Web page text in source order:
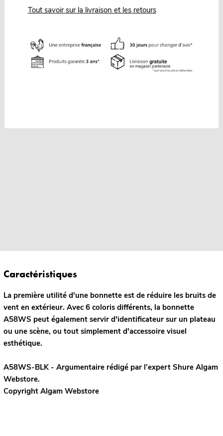
Tout savoir sur la livraison et les retours
Caractéristiques
La première utilité d'une bonnette est de réduire les bruits de
vent en extérieur. Avec 6 coloris différents, la bonnette
A58WS peut également servir d'identificateur sur un plateau
ou une scène, ou tout simplement d'accessoire visuel
esthétique.
A58WS-BLK - Argumentaire rédigé par l’expert ShureAlgam
Webstore.
Copyright Algam Webstore